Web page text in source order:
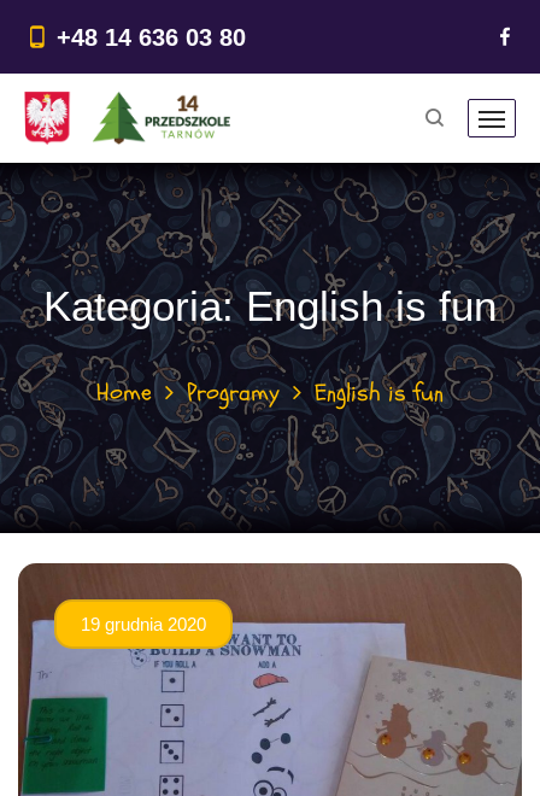
treści
+48 14 636 03 80
Kategoria:English is fun
Home Programy English is fun
19 grudnia 2020